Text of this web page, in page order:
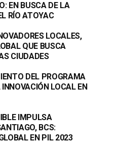
EN BUSCA DE LA
RÍO ATOYAC
LOCALES,
QUE BUSCA
CIUDADES
DEL PROGRAMA
LOCAL EN
IMPULSA
BCS:
EN PIL 2023